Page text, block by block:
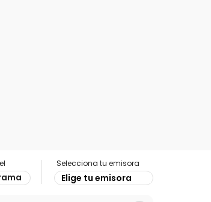
Selecciona tu emisora
Elige tu emisora